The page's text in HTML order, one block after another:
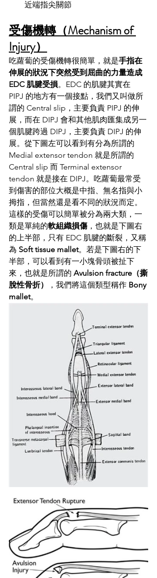
近端指尖關節
受傷機轉（Mechanism of
Injury）
吃蘿蔔的受傷機轉很簡單，就是手指在
伸展的狀況下突然受到屈曲的力量造成
EDC 肌腱受損。EDC 的肌腱其實在
PIPJ 的地方有一個接點，我們又叫做所
謂的 Central slip，主要負責 PIPJ 的伸
展，而在 DIPJ 會和其他肌肉匯集成另一
個肌腱跨過 DIPJ，主要負責 DIPJ 的伸
展。從下圖左可以看到有分為所謂的
Medial extensor tendon 就是所謂的
Central slip 而 Terminal extensor
tendon 就是接在 DIPJ。吃蘿蔔最常受
到傷害的部位大概是中指、無名指與小
拇指，但當然還是看不同的狀況而定。
這樣的受傷可以簡單被分為兩大類，一
類是單純的軟組織損傷，也就是下圖右
的上半部，只有 EDC 肌腱的斷裂，又稱
為 Soft tissue mallet。若是下圖右的下
半部，可以看到有一小塊骨頭被扯下
來，也就是所謂的 Avulsion fracture（撕
脫性骨折）
，我們將這個類型稱作 Bony
mallet。